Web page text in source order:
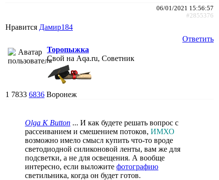
06/01/2021 15:56:57
#2855376
Нравится Дамир184
Ответить
Торопыжка
Свой на Aqa.ru, Советник
1 7833 6836 Воронеж
Olga K Button ... И как будете решать вопрос с
рассеиванием и смешением потоков, ИМХО
возможно имело смысл купить что-то вроде
светодиодной силиконовой ленты, вам же для
подсветки, а не для освещения. А вообще
интересно, если выложите фотографию
светильника, когда он будет готов.